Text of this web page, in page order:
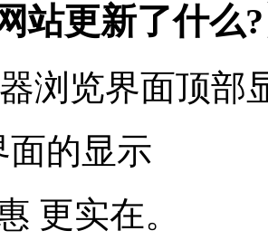
站更新了什么
浏览界面顶部
面的显示
更实在。